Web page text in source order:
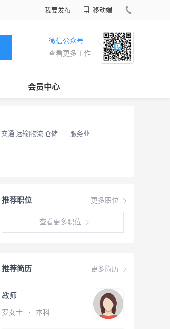
我要发布 移动端
微信公众号
查看更多工作
会员中心
交通|运输|物流|仓储
服务业
更多职位
推荐职位
查看更多职位
更多简历
推荐简历
教师
罗女士 · 本科